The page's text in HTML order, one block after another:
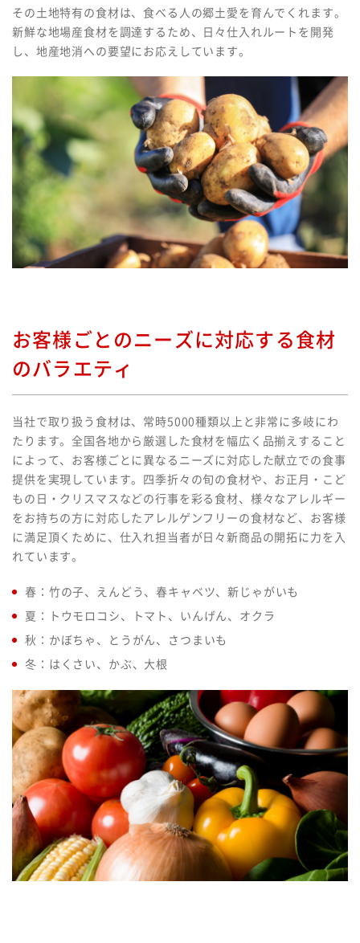
その土地特有の食材は、食べる人の郷土愛を育んでくれます。
新鮮な地場産食材を調達するため、日々仕入れルートを開発
し、地産地消への要望にお応えしています。
お客様ごとのニーズに対応する食材
のバラエティ
当社で取り扱う食材は、常時5000種類以上と非常に多岐にわ
たります。全国各地から厳選した食材を幅広く品揃えすること
によって、お客様ごとに異なるニーズに対応した献立での食事
提供を実現しています。四季折々の旬の食材や、お正月・こど
もの日・クリスマスなどの行事を彩る食材、様々なアレルギー
をお持ちの方に対応したアレルゲンフリーの食材など、お客様
に満足頂くために、仕入れ担当者が日々新商品の開拓に力を入
れています。
春：竹の子、えんどう、春キャベツ、新じゃがいも
夏：トウモロコシ、トマト、いんげん、オクラ
秋：かぼちゃ、とうがん、さつまいも
冬：はくさい、かぶ、大根